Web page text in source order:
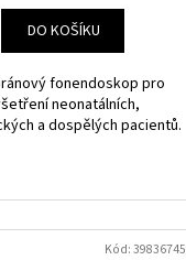
DO KOŠÍKU
fonendoskop pro
neonatálních,
a dospělých pacientů.
Kód:39836745